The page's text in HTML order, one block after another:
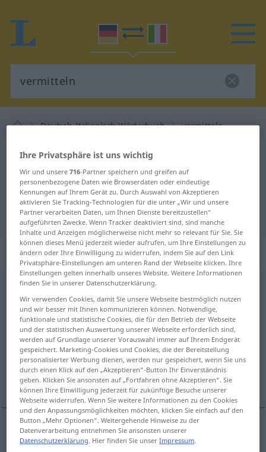
Deutsch-Italienisch Wörterbuch vermitteln
Deutsch-Italienisch Übersetzung
für "vermitteln"
"vermitteln" Italienisch
Übersetzung
„vermitteln“: transitives Verb
vermitteln v/t
Übersicht aller Übersetzungen
(Für mehr Details die Übersetzung anklicken/antippen)
combinare, organizzare procurare
comunicare
combinare,organizzare vermitteln
Ihre Privatsphäre ist uns wichtig
Wir und unsere716-Partner speichern und greifen auf
personenbezogene Daten wie Browserdaten oder eindeutige
Kennungen auf Ihrem Gerät zu. Durch Auswahl von Akzeptieren
aktivieren Sie Tracking-Technologien für die unter „Wir und unsere
Partner verarbeiten Daten, um Ihnen Dienste bereitzustellen“
aufgeführten Zwecke. Wenn Tracker deaktiviert sind, sind manche
Inhalte und Anzeigen möglicherweise nicht mehr so relevant für Sie. Sie
können dieses Menü jederzeit wieder aufrufen, um Ihre Einstellungen zu
ändern oder Ihre Einwilligung zu widerrufen, indem Sie auf den Link
Privatsphäre-Einstellungen am unteren Rand der Webseite klicken. Ihre
Einstellungen gelten innerhalb unseres Website. Weitere Informationen
finden Sie in unserer Datenschutzerklärung.
Wir verwenden Cookies, damit Sie unsere Webseite bestmöglich nutzen
und wir besser mit Ihnen kommunizieren können. Notwendige,
funktionale und statistische Cookies, die für den Betrieb der Webseite
und der statistischen Auswertung unserer Webseite erforderlich sind,
werden auf Grundlage unserer Vorauswahl immer auf Ihrem Endgerät
gespeichert. Marketing-Cookies und Cookies, die der Bereitstellung
personalisierter Werbung dienen, werden nur gespeichert, wenn Sie uns
durch einen Klick auf den „Akzeptieren“-Button Ihr Einverständnis
geben. Klicken Sie ansonsten auf „Fortfahren ohne Akzeptieren“. Sie
können Ihre Einwilligung jederzeit für zukünftige Besuche unserer
Webseite widerrufen. Wenn Sie weitere Informationen zu den Cookies
und den Anpassungsmöglichkeiten möchten, klicken Sie einfach auf den
Button „Mehr Optionen“. Weitergehende Hinweise zu der
Datenverarbeitung entnehmen Sie ansonsten unserer
Datenschutzerklärung. Hier finden Sie unserImpressum.